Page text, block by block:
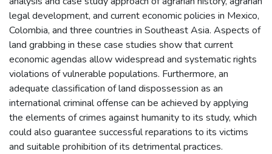
legal development, and current economic policies in Mexico,
Colombia, and three countries in Southeast Asia. Aspects of
land grabbing in these case studies show that current
economic agendas allow widespread and systematic rights
violations of vulnerable populations. Furthermore, an
adequate classification of land dispossession as an
international criminal offense can be achieved by applying
the elements of crimes against humanity to its study, which
could also guarantee successful reparations to its victims
and suitable prohibition of its detrimental practices.